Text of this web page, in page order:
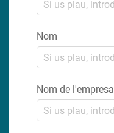
Nom
Nom de l'empresa